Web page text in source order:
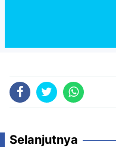
Selanjutnya